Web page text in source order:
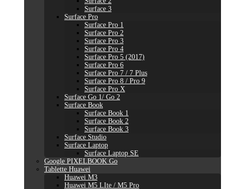
Surface 3
Surface Pro
Surface Pro 1
Surface Pro 2
Surface Pro 3
Surface Pro 4
Surface Pro 5 (2017)
Surface Pro 6
Surface Pro 7 / 7 Plus
Surface Pro 8 / Pro 9
Surface Pro X
Surface Go 1/ Go 2
Surface Book
Surface Book 1
Surface Book 2
Surface Book 3
Surface Studio
Surface Laptop
Surface Laptop SE
Google PIXELBOOK Go
Tablette Huawei
Huawei M3
Huawei M5 LIte / M5 Pro